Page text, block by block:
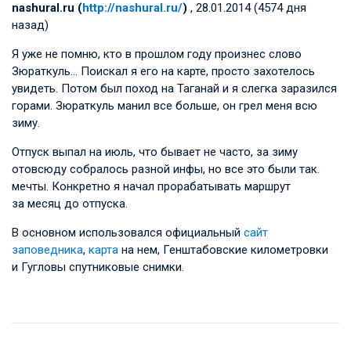
nashural.ru (http://nashural.ru/) , 28.01.2014 (4574 дня
назад)
Я уже не помню, кто в прошлом году произнес слово
Зюраткуль… Поискал я его на карте, просто захотелось
увидеть. Потом был поход на Таганай и я слегка заразился
горами. Зюраткуль манил все больше, он грел меня всю
зиму.
Отпуск выпал на июль, что бывает не часто, за зиму
отовсюду собралось разной инфы, но все это были так.
мечты. Конкретно я начал прорабатывать маршрут
за месяц до отпуска.
В основном использовался официальный сайт
заповедника, карта на нем, Генштабовские километровки
и Гугловы спутниковые снимки.